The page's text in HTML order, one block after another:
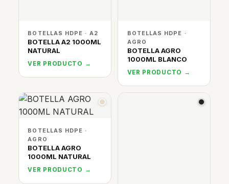
BOTELLAS HDPE · A2
BOTELLA A2 1000ML
NATURAL
VER PRODUCTO →
BOTELLAS HDPE ·
AGRO
BOTELLA AGRO
1000ML BLANCO
VER PRODUCTO →
BOTELLAS HDPE ·
AGRO
BOTELLA AGRO
1000ML NATURAL
VER PRODUCTO →